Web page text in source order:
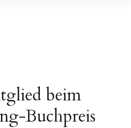
beim
Buchpreis